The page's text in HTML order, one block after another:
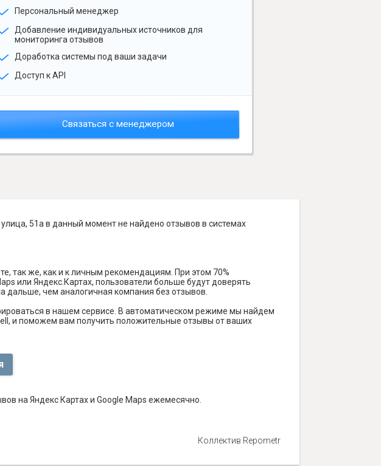
Персональный менеджер
Добавление индивидуальных источников для
мониторинга отзывов
Доработка системы под ваши задачи
Доступ к API
Связаться с менеджером
51а в данный момент не найдено отзывов в системах
так же, как и к личным рекомендациям. При этом 70%
или Яндекс.Картах, пользователи больше будут доверять
дальше, чем аналогичная компания без отзывов.
в нашем сервисе. В автоматическом режиме мы найдем
и поможем вам получить положительные отзывы от ваших
на Яндекс Картах и Google Maps ежемесячно.
Коллектив Repometr